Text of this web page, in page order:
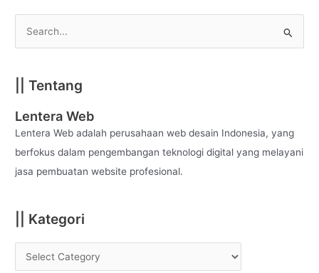
r
c
h
f
o
|| Tentang
Lentera Web
Lentera Web adalah perusahaan web desain Indonesia, yang
berfokus dalam pengembangan teknologi digital yang melayani
jasa pembuatan website profesional.
|| Kategori